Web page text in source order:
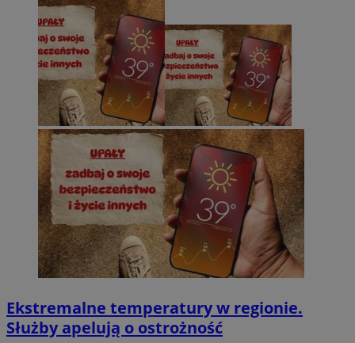
Ekstremalne temperatury w regionie.
Służby apelują o ostrożność